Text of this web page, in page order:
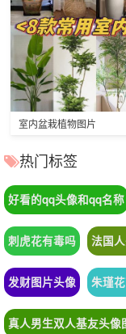
室内盆栽植物图片
热门标签
好看的qq头像和qq名称
刺虎花有毒吗 法国
发财图片头像 朱瑾
真人男生双人基友头像